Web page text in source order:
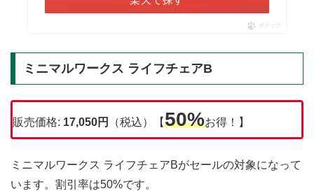
ポチップ
ミニマルワークス ライフチェアB
販売価格: 17,050円 （税込）【50%お得！】
ミニマルワークス ライフチェアBがセールの対象になって
います。割引率は50%です。